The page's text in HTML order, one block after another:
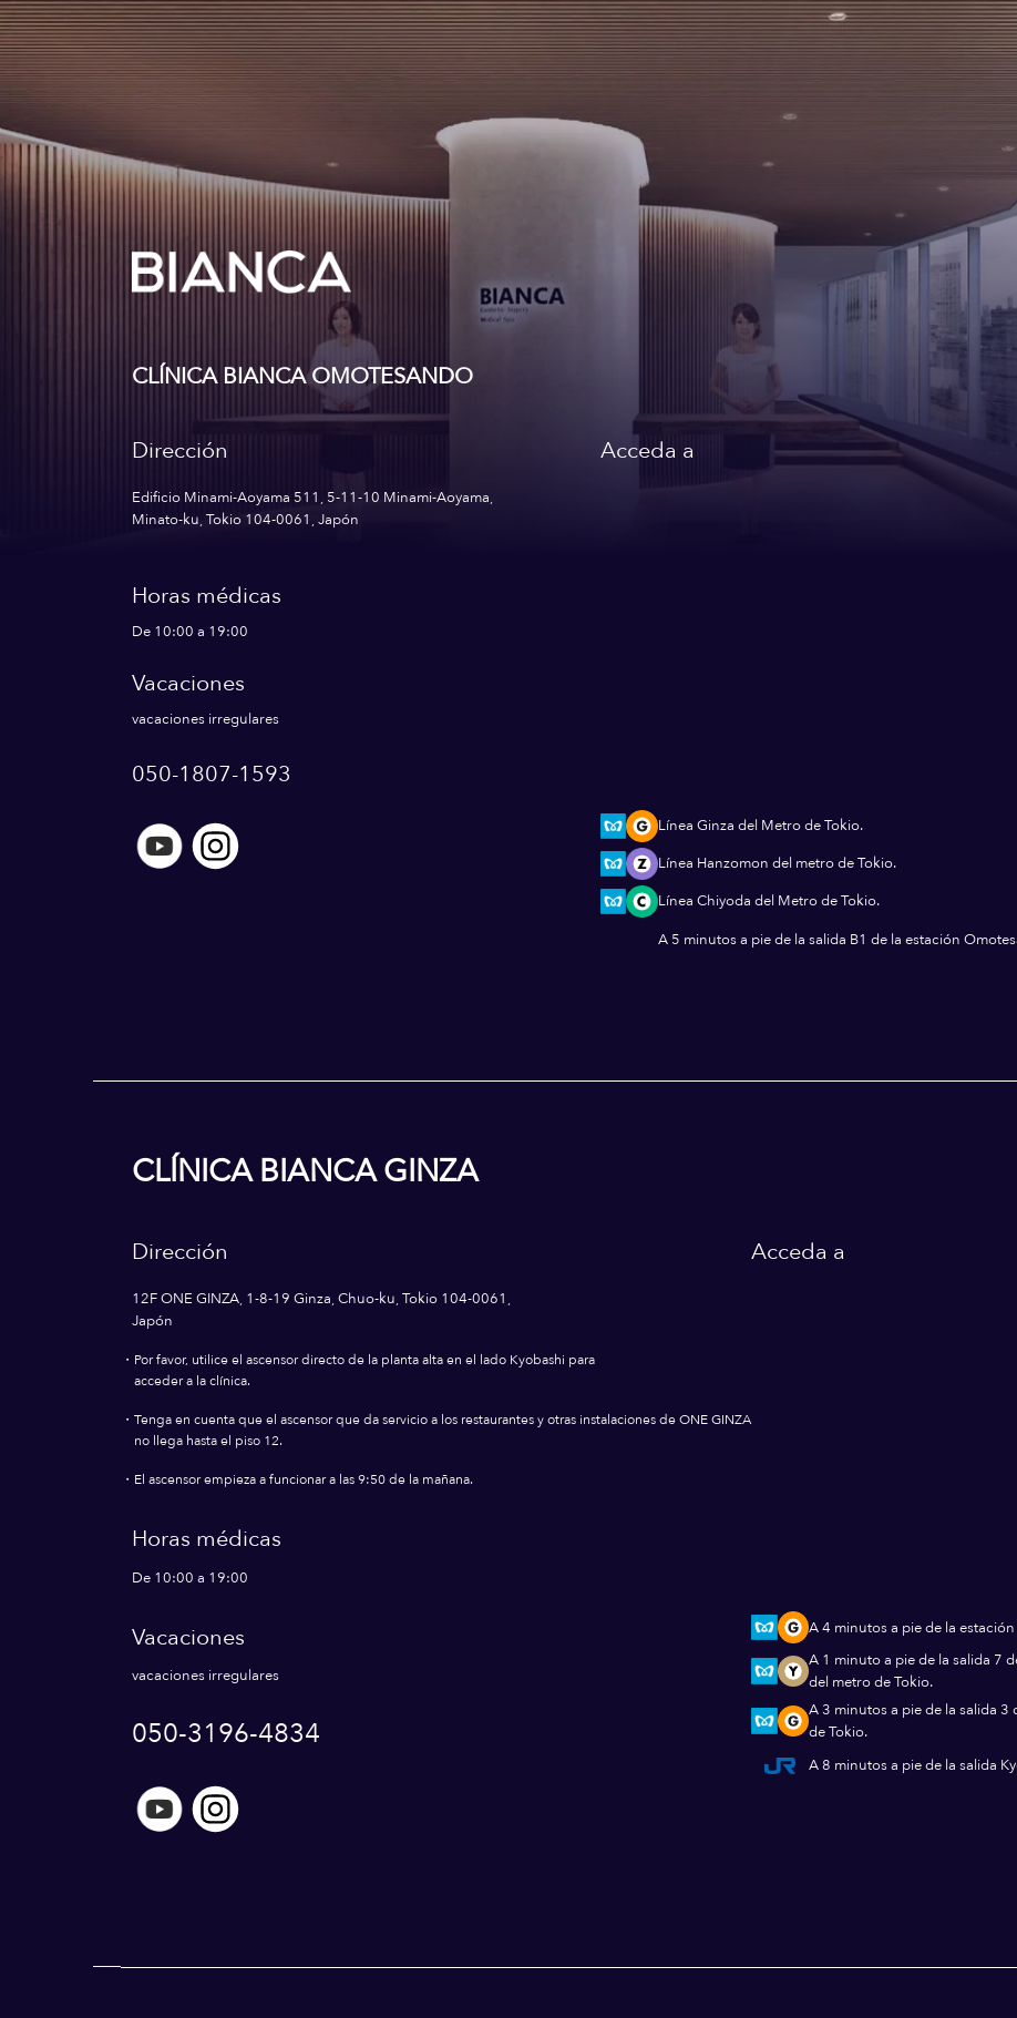
CLÍNICA BIANCA OMOTESANDO
Dirección
Edificio Minami-Aoyama 511, 5-11-10 Minami-Aoyama,
Minato-ku, Tokio 104-0061, Japón
Horas médicas
De 10:00 a 19:00
Vacaciones
vacaciones irregulares
050-1807-1593
Acceda a
Línea Ginza del Metro de Tokio.
Línea Hanzomon del metro de Tokio.
Línea Chiyoda del Metro de Tokio.
A 5 minutos a pie de la salida B1 de la estación
CLÍNICA BIANCA GINZA
Dirección
12F ONE GINZA, 1-8-19 Ginza, Chuo-ku, Tokio 104-0061,
Japón
・ Por favor, utilice el ascensor directo de la planta alta en el lado Kyobashi para
acceder a la clínica.
・Tenga en cuenta que el ascensor que da servicio a los restaurantes y otras instalaciones de ONE GINZA
no llega hasta el piso 12.
・ El ascensor empieza a funcionar a las 9:50 de la mañana.
Horas médicas
De 10:00 a 19:00
Vacaciones
vacaciones irregulares
050-3196-4834
Acceda a
A 4 minutos a pie de la
A 1 minuto a pie de la salida 7
del metro de Tokio.
A 3 minutos a pie de la salida
de Tokio.
A 8 minutos a pie de la salida